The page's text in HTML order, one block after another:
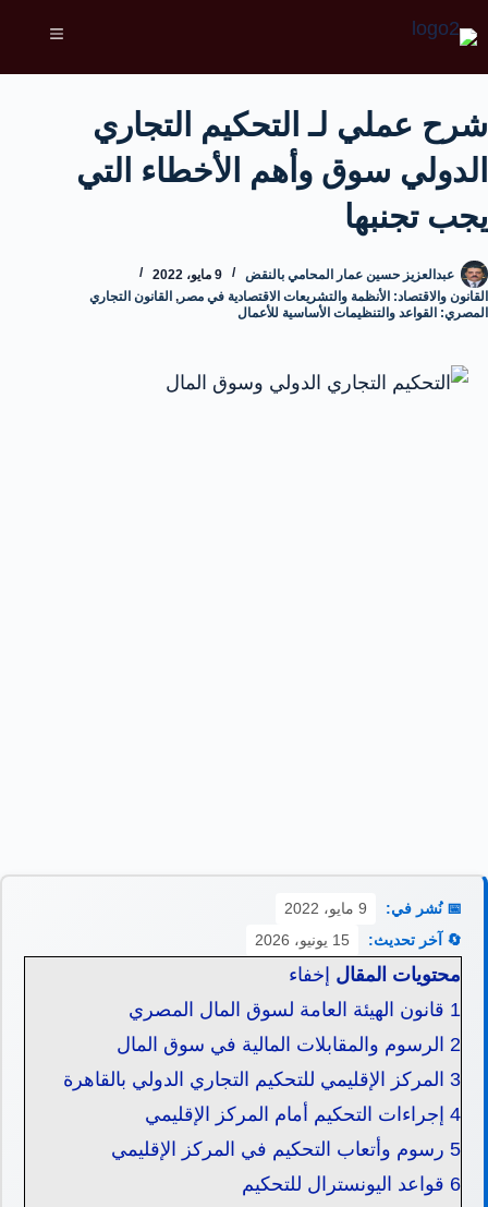
شرح عملي لـ التحكيم التجاري
الدولي سوق وأهم الأخطاء التي
يجب تجنبها
عبدالعزيز حسين عمار المحامي بالنقض
9 مايو، 2022
القانون والاقتصاد: الأنظمة والتشريعات الاقتصادية في مصر , القانون التجاري
المصري: القواعد والتنظيمات الأساسية للأعمال
📅 نُشر في:
9 مايو، 2022
🔄 آخر تحديث:
15 يونيو، 2026
محتويات المقال إخفاء
1 قانون الهيئة العامة لسوق المال المصري
2 الرسوم والمقابلات المالية في سوق المال
3 المركز الإقليمي للتحكيم التجاري الدولي بالقاهرة
4 إجراءات التحكيم أمام المركز الإقليمي
5 رسوم وأتعاب التحكيم في المركز الإقليمي
6 قواعد اليونسترال للتحكيم